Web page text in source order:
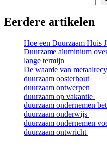
Eerdere artikelen
Hoe een Duurzaam Huis
Duurzame aluminium
lange termijn
De waarde van
duurzaam oosterhout
duurzaam ontwerpen
duurzaam op vakantie
duurzaam ondernemen
duurzaam onderwijs
duurzaam ondernemen
duurzaam ontwricht